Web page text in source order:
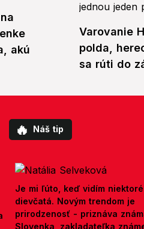
akú
Varovanie
polda,
sa rúti do
🔥 Náš tip
Je mi ľúto, keď vidím
dievčatá. Novým trendom je
prirodzenosť - priznáva
Slovenka, zakladateľka